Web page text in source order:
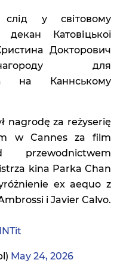
у світовому
декан Катовіцької
Докторович
для
на Каннському
nagrodę za reżyserię
w Cannes za film
kina Parka Chan
ex aequo z
i Javier Calvo.
May 24, 2026